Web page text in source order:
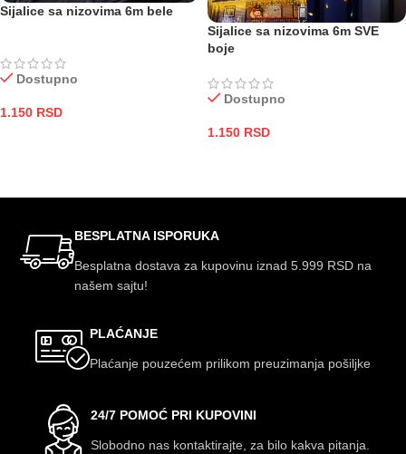
Sijalice sa nizovima 6m bele
Dostupno
1.150 RSD
Sijalice sa nizovima 6m SVE
boje
Dostupno
1.150 RSD
BESPLATNA ISPORUKA
Besplatna dostava za kupovinu iznad 5.999 RSD na
našem sajtu!
PLAĆANJE
Plaćanje pouzećem prilikom preuzimanja pošiljke
24/7 POMOĆ PRI KUPOVINI
Slobodno nas kontaktirajte, za bilo kakva pitanja.